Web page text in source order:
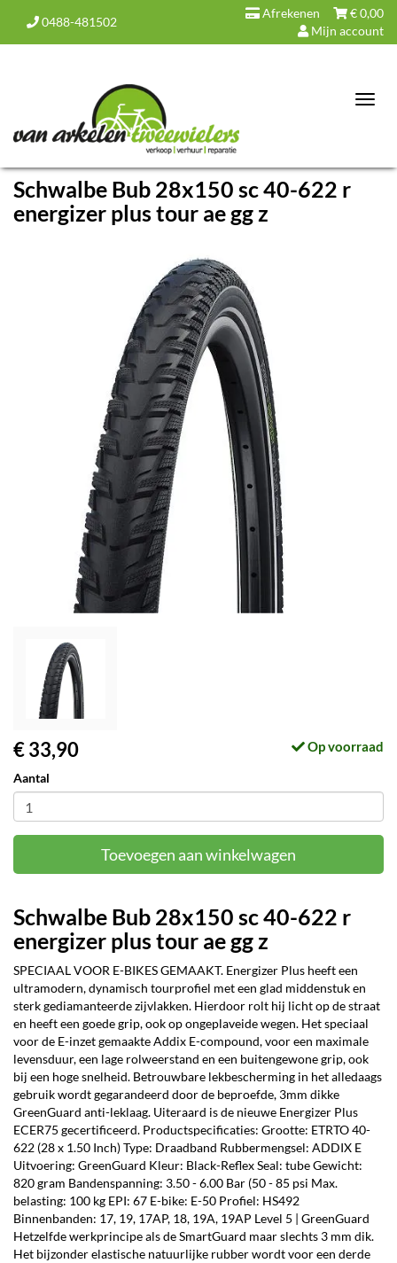
0488-481502
€0,00
Afrekenen
Mijn account
Schwalbe Bub 28x150 sc 40-622 r
energizer plus tour ae gg z
€ 33,90 Op voorraad
Aantal
Toevoegen aan winkelwagen
Schwalbe Bub 28x150 sc 40-622 r
energizer plus tour ae gg z
SPECIAAL VOOR E-BIKES GEMAAKT. Energizer Plus heeft een
ultramodern, dynamisch tourprofiel met een glad middenstuk en
sterk gediamanteerde zijvlakken. Hierdoor rolt hij licht op de straat
en heeft een goede grip, ook op ongeplaveide wegen. Het speciaal
voor de E-inzet gemaakte Addix E-compound, voor een maximale
levensduur, een lage rolweerstand en een buitengewone grip, ook
bij een hoge snelheid. Betrouwbare lekbescherming in het alledaags
gebruik wordt gegarandeerd door de beproefde, 3mm dikke
GreenGuard anti-leklaag. Uiteraard is de nieuwe Energizer Plus
ECER75 gecertificeerd. Productspecificaties: Grootte: ETRTO 40-
622 (28 x 1.50 Inch) Type: Draadband Rubbermengsel: ADDIX E
Uitvoering: GreenGuard Kleur: Black-Reflex Seal: tube Gewicht:
820 gram Bandenspanning: 3.50 - 6.00 Bar (50 - 85 psi Max.
belasting: 100 kg EPI: 67 E-bike: E-50 Profiel: HS492
Binnenbanden: 17, 19, 17AP, 18, 19A, 19AP Level 5 | GreenGuard
Hetzelfde werkprincipe als de SmartGuard maar slechts 3 mm dik.
Het bijzonder elastische natuurlijke rubber wordt voor een derde